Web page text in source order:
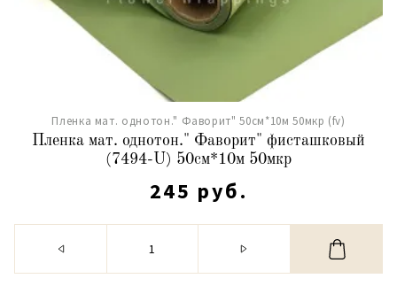
Пленка мат. однотон." Фаворит" 50см*10м 50мкр (fv)
Пленка мат. однотон." Фаворит" фисташковый
(7494-U) 50см*10м 50мкр
245 руб.